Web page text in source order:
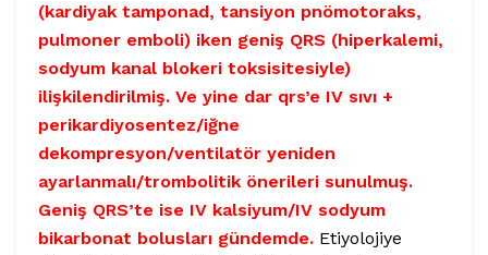
(kardiyak tamponad, tansiyon pnömotoraks,
pulmoner emboli) iken geniş QRS (hiperkalemi,
sodyum kanal blokeri toksisitesiyle)
ilişkilendirilmiş. Ve yine dar qrs’e IV sıvı +
perikardiyosentez/iğne
dekompresyon/ventilatör yeniden
ayarlanmalı/trombolitik önerileri sunulmuş.
Geniş QRS’te ise IV kalsiyum/IV sodyum
bikarbonat bolusları gündemde. Etiyolojiye